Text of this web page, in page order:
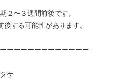
２〜３週間前後です。
する可能性があります。
ーーーーーーーーーーーー
ケ